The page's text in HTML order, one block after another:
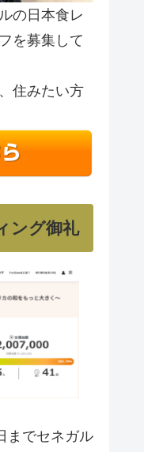
の日本食レ
を募集して
住みたい方
ング御礼
までセネガル